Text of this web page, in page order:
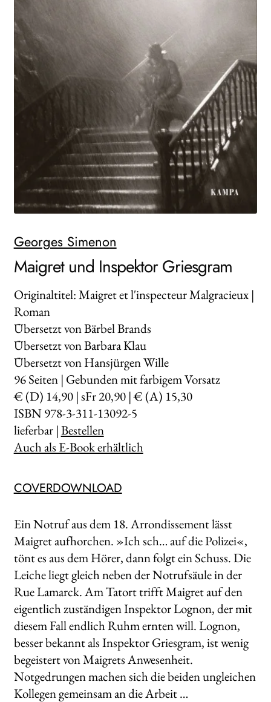
WEITERE VERLAGE
Search:
Georges Simenon
Maigret und Inspektor Griesgram
Originaltitel: Maigret et l'inspecteur Malgracieux |
Roman
Übersetzt von Bärbel Brands
Übersetzt von Barbara Klau
Übersetzt von Hansjürgen Wille
96Seiten | Gebunden mit farbigem Vorsatz
€ (D) 14,90 | sFr 20,90 | € (A) 15,30
ISBN 978-3-311-13092-5
lieferbar |Bestellen
Auch als E-Book erhältlich
COVERDOWNLOAD
Ein Notruf aus dem 18. Arrondissement lässt
Maigret aufhorchen. »Ich sch… auf die Polizei«,
tönt es aus dem Hörer, dann folgt ein Schuss. Die
Leiche liegt gleich neben der Notrufsäule in der
Rue Lamarck. Am Tatort trifft Maigret auf den
eigentlich zuständigen Inspektor Lognon, der mit
diesem Fall endlich Ruhm ernten will. Lognon,
besser bekannt als Inspektor Griesgram, ist wenig
begeistert von Maigrets Anwesenheit.
Notgedrungen machen sich die beiden ungleichen
Kollegen gemeinsam an die Arbeit …